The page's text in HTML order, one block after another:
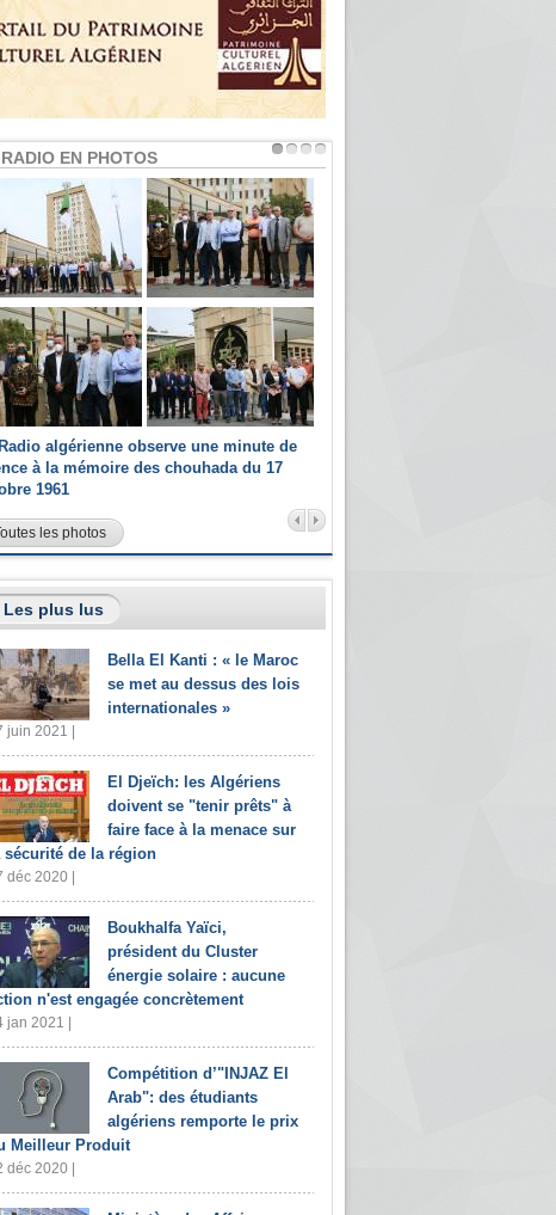
EN PHOTOS
algérienne observe une minute de
à la mémoire des chouhada du 17
1961
les photos
Les plus lus
Bella El Kanti : « le Maroc
se met au dessus des lois
internationales »
juin 2021 |
El Djeïch: les Algériens
doivent se "tenir prêts" à
faire face à la menace sur
sécurité de la région
déc 2020 |
Boukhalfa Yaïci,
président du Cluster
énergie solaire : aucune
n'est engagée concrètement
jan 2021 |
Compétition d’"INJAZ El
Arab": des étudiants
algériens remporte le prix
Meilleur Produit
déc 2020 |